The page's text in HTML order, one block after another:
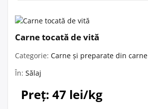
Carne tocată de vită
Categorie: Carne și preparate din carne
În: Sălaj
Preț: 47 lei/kg